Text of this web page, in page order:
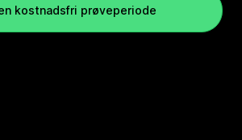
kostnadsfri prøveperiode